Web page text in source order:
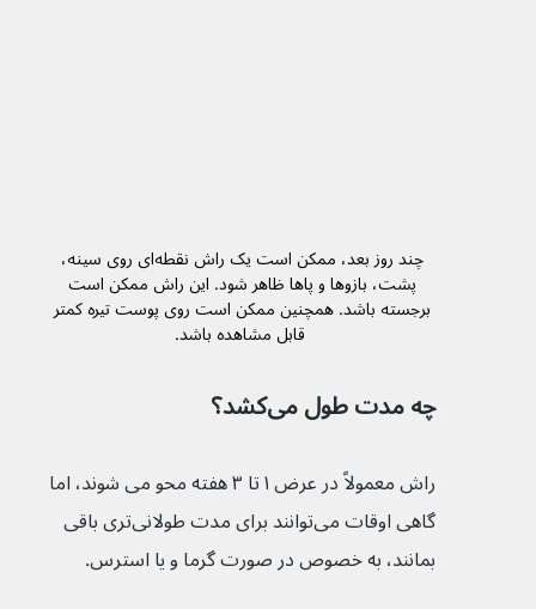
چند روز بعد، ممکن است یک راش‌ نقطه‌ای روی سینه،
پشت، بازوها و پاها ظاهر شود. این راش‌ ممکن است
برجسته باشد. همچنین ممکن است روی پوست تیره کمتر
قابل مشاهده باشد.
چه مدت طول می‌کشد؟
راش‌ معمولاً در عرض ۱ تا ۳ هفته محو می شوند، اما
گاهی اوقات می‌توانند برای مدت طولانی‌تری باقی
بمانند، به خصوص در صورت گرما و یا استرس.